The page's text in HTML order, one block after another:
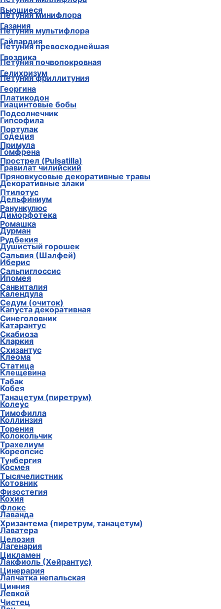
Петуния минифлора
Петуния мультифлора
Петуния превосходнейшая
Петуния почвопокровная
Петуния фриллитуния
Платикодон
Подсолнечник
Портулак
Примула
Прострел (Pulsatilla)
Пряновкусовые декоративные травы
Птилотус
Ранункулюс
Ромашка
Рудбекия
Сальвия (Шалфей)
Сальпиглоссис
Санвиталия
Седум (очиток)
Синеголовник
Скабиоза
Схизантус
Статица
Табак
Танацетум (пиретрум)
Тимофилла
Торения
Трахелиум
Тунбергия
Тысячелистник
Физостегия
Флокс
Хризантема (пиретрум, танацетум)
Целозия
Цикламен
Цинерария
Цинния
Чистец
Вьющиеся
Газания
Гайлардия
Гвоздика
Гелихризум
Георгина
Гиацинтовые бобы
Гипсофила
Годеция
Гомфрена
Гравилат чилийский
Декоративные злаки
Дельфиниум
Диморфотека
Дурман
Душистый горошек
Иберис
Ипомея
Календула
Капуста декоративная
Катарантус
Кларкия
Клеома
Клещевина
Кобея
Колеус
Коллинзия
Колокольчик
Кореопсис
Космея
Котовник
Кохия
Лаванда
Лаватера
Лагенария
Лакфиоль (Хейрантус)
Лапчатка непальская
Левкой